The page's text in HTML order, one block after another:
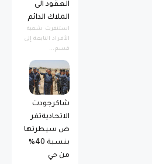
العقود الى
الملاك الدائم
استنفرت شعبة
الأفراد التابعة إلى
قسم...
شاكرجودت
الاتحاديةتفر
ض سيطرتها
بنسبة 40%
من حي